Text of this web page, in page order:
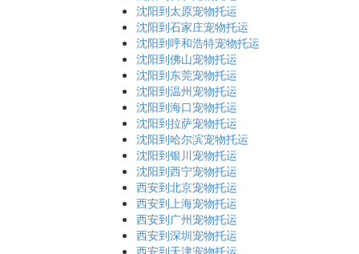
沈阳到太原宠物托运
沈阳到石家庄宠物托运
沈阳到呼和浩特宠物托运
沈阳到佛山宠物托运
沈阳到东莞宠物托运
沈阳到温州宠物托运
沈阳到海口宠物托运
沈阳到拉萨宠物托运
沈阳到哈尔滨宠物托运
沈阳到银川宠物托运
沈阳到西宁宠物托运
西安到北京宠物托运
西安到上海宠物托运
西安到广州宠物托运
西安到深圳宠物托运
西安到天津宠物托运